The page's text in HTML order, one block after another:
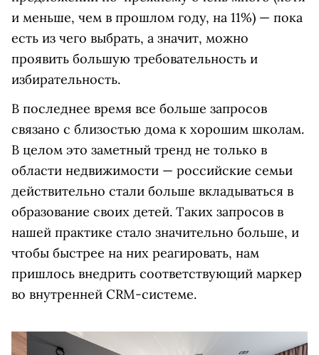
и меньше, чем в прошлом году, на 11%) — пока
есть из чего выбрать, а значит, можно
проявить большую требовательность и
избирательность.
В последнее время все больше запросов
связано с близостью дома к хорошим школам.
В целом это заметный тренд не только в
области недвижимости — российские семьи
действительно стали больше вкладываться в
образование своих детей. Таких запросов в
нашей практике стало значительно больше, и
чтобы быстрее на них реагировать, нам
пришлось внедрить соответствующий маркер
во внутренней CRM-системе.